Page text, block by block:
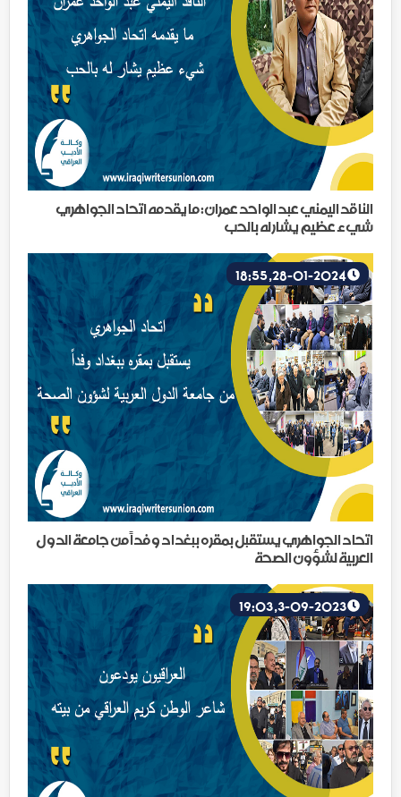
الناقد اليمني عبد الواحد عمران: ما يقدمه اتحاد الجواهري
شيء عظيم يشار له بالحب
اتحاد الجواهري يستقبل بمقره ببغداد وفداً من جامعة الدول
العربية لشؤون الصحة